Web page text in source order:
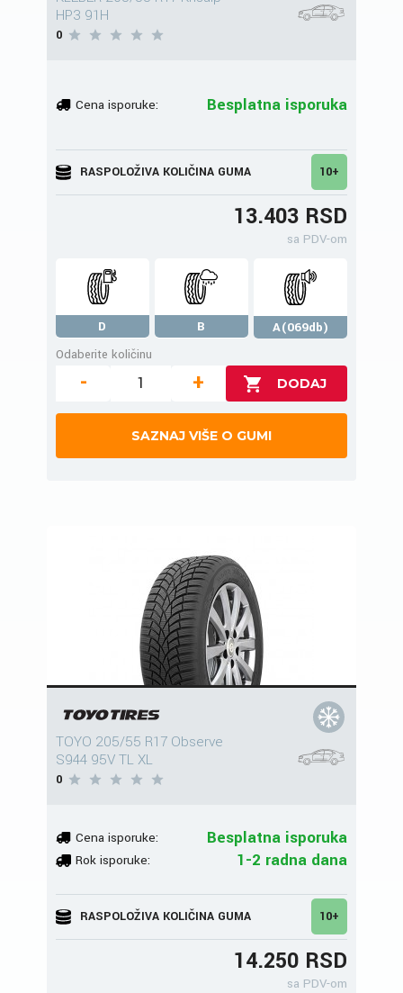
HP3 91H
0
Cena isporuke: Besplatna isporuka
RASPOLOŽIVA KOLIČINA GUMA 10+
13.403 RSD
sa PDV-om
D B
A(069db)
Odaberite količinu
- +
SAZNAJ VIŠE O GUMI
TOYO 205/55 R17 Observe
S944 95V TL XL
0
Cena isporuke: Besplatna isporuka
Rok isporuke: 1-2 radna dana
RASPOLOŽIVA KOLIČINA GUMA 10+
14.250 RSD
sa PDV-om